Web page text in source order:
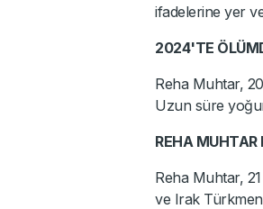
ifadelerine yer
2024'TE
Reha Muhtar,
Uzun süre
REHA MUHTAR
Reha Muhtar,
ve Irak